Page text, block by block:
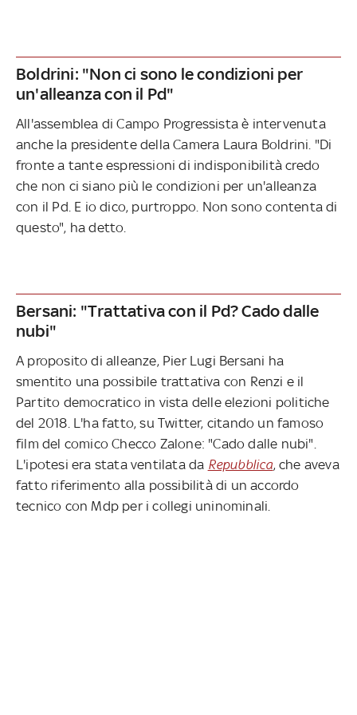
Boldrini: "Non ci sono le condizioni per
un'alleanza con il Pd"
All'assemblea di Campo Progressista è intervenuta
anche la presidente della Camera Laura Boldrini. "Di
fronte a tante espressioni di indisponibilità credo
che non ci siano più le condizioni per un'alleanza
con il Pd. E io dico, purtroppo. Non sono contenta di
questo", ha detto.
Bersani: "Trattativa con il Pd? Cado dalle
nubi"
A proposito di alleanze, Pier Lugi Bersani ha
smentito una possibile trattativa con Renzi e il
Partito democratico in vista delle elezioni politiche
del 2018. L'ha fatto, su Twitter, citando un famoso
film del comico Checco Zalone: "Cado dalle nubi".
L'ipotesi era stata ventilata da Repubblica, che aveva
fatto riferimento alla possibilità di un accordo
tecnico con Mdp per i collegi uninominali.